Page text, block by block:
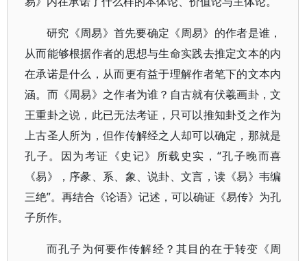
研究《周易》首先要确定《周易》的作者是谁，
从而能够根据作者的思想与生命实践去推定文本的内
在承诺是什么，从而更有益于理解作者笔下的文本内
涵。而《周易》之作者为谁？自古就有伏羲画卦，文
王重卦之说，此已无法考证，只可以推知卦爻之作为
上古圣人所为，但作传解经之人却可以确定，那就是
孔子。因为考证《史记》所载史实，“孔子晚而喜
《易》，序彖、系、象、说卦、文言，读《易》韦编
三绝”。再结合《论语》记述，可以确证《易传》为孔
子所作。
而孔子为何要作传解经？其目的在于转变《周